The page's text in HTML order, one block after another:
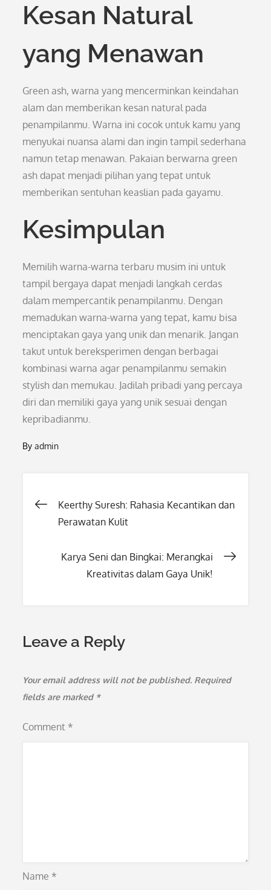
Kesan Natural
yang Menawan
Green ash, warna yang mencerminkan keindahan
alam dan memberikan kesan natural pada
penampilanmu. Warna ini cocok untuk kamu yang
menyukai nuansa alami dan ingin tampil sederhana
namun tetap menawan. Pakaian berwarna green
ash dapat menjadi pilihan yang tepat untuk
memberikan sentuhan keaslian pada gayamu.
Kesimpulan
Memilih warna-warna terbaru musim ini untuk
tampil bergaya dapat menjadi langkah cerdas
dalam mempercantik penampilanmu. Dengan
memadukan warna-warna yang tepat, kamu bisa
menciptakan gaya yang unik dan menarik. Jangan
takut untuk bereksperimen dengan berbagai
kombinasi warna agar penampilanmu semakin
stylish dan memukau. Jadilah pribadi yang percaya
diri dan memiliki gaya yang unik sesuai dengan
kepribadianmu.
Byadmin
Post
Keerthy Suresh: Rahasia Kecantikan dan
Perawatan Kulit
Karya Seni dan Bingkai: Merangkai
Kreativitas dalam Gaya Unik!
Leave a Reply
Your email address will not be published. Required
fields are marked *
Comment *
Name *